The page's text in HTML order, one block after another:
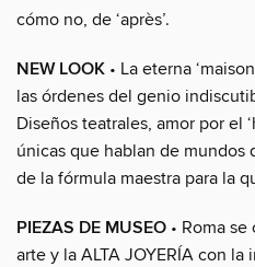
cómo no, de ‘après’.
NEW LOOK • La eterna
las órdenes del genio
Diseños teatrales, amor por el
únicas que hablan de mundos
de la fórmula maestra para la
PIEZAS DE MUSEO • Roma
arte y la ALTA JOYERÍA con